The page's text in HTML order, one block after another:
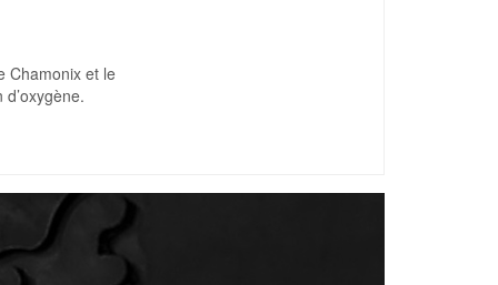
Chamonix et le